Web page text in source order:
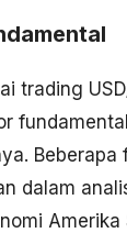
trading
dalam